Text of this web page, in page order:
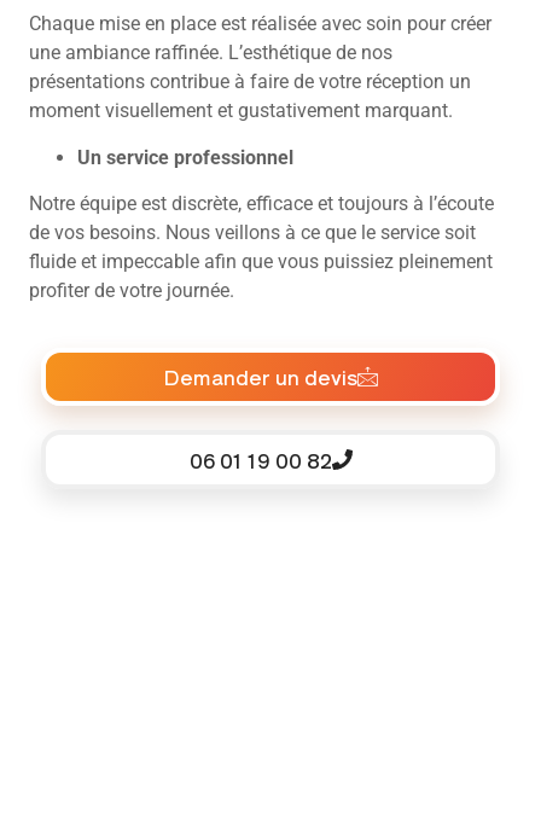
Chaque mise en place est réalisée avec soin pour créer
une ambiance raffinée. L’esthétique de nos
présentations contribue à faire de votre réception un
moment visuellement et gustativement marquant.
Un service professionnel
Notre équipe est discrète, efficace et toujours à l’écoute
de vos besoins. Nous veillons à ce que le service soit
fluide et impeccable afin que vous puissiez pleinement
profiter de votre journée.
Demander un devis
06 01 19 00 82